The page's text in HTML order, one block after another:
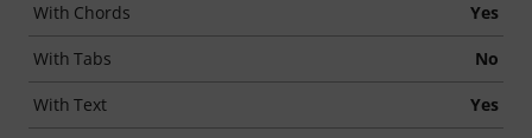
With Chords Yes
With Tabs No
With Text Yes